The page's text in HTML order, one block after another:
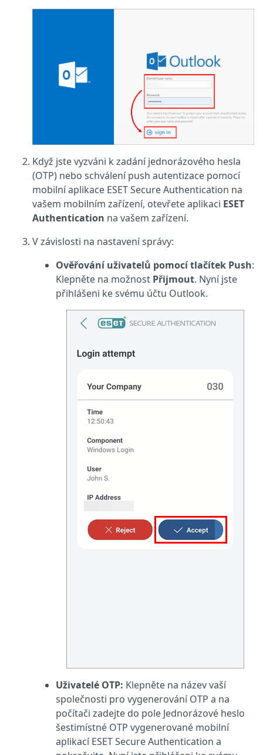
Když jste vyzváni k zadání jednorázového hesla
(OTP) nebo schválení push autentizace pomocí
mobilní aplikace ESET Secure Authentication na
vašem mobilním zařízení, otevřete aplikaci ESET
Authentication na vašem zařízení.
V závislosti na nastavení správy:
Ověřování uživatelů pomocí tlačítek Push:
Klepněte na možnost Přijmout. Nyní jste
přihlášeni ke svému účtu Outlook.
Uživatelé OTP: Klepněte na název vaší
společnosti pro vygenerování OTP a na
počítači zadejte do pole Jednorázové heslo
šestimístné OTP vygenerované mobilní
aplikací ESET Secure Authentication a